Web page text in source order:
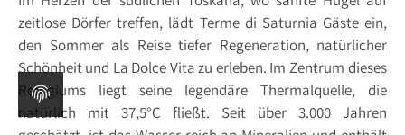
zeitlose Dörfer treffen, lädt Terme di Saturnia Gäste ein,
den Sommer als Reise tiefer Regeneration, natürlicher
Schönheit und La Dolce Vita zu erleben. Im Zentrum dieses
Refugiums liegt seine legendäre Thermalquelle, die
natürlich mit 37,5°C fließt. Seit über 3.000 Jahren